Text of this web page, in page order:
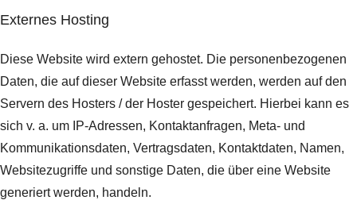
Externes Hosting
Diese Website wird extern gehostet. Die personenbezogenen
Daten, die auf dieser Website erfasst werden, werden auf den
Servern des Hosters / der Hoster gespeichert. Hierbei kann es
sich v. a. um IP-Adressen, Kontaktanfragen, Meta- und
Kommunikationsdaten, Vertragsdaten, Kontaktdaten, Namen,
Websitezugriffe und sonstige Daten, die über eine Website
generiert werden, handeln.